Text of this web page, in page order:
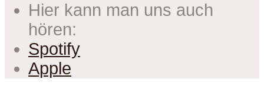
Hier kann man uns auch
hören:
Spotify
Apple